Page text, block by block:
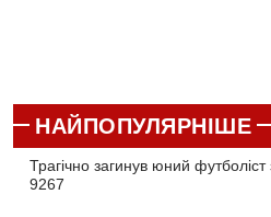
НАЙПОПУЛЯРНІШЕ
Трагічно загинув юний
9267